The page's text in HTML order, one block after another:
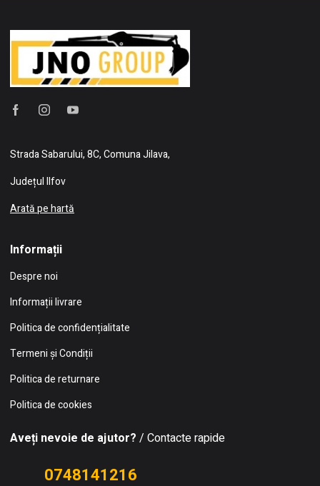
Strada Sabarului, 8C, Comuna Jilava,
Județul Ilfov
Arată pe hartă
Informații
Despre noi
Informații livrare
Politica de confidențialitate
Termeni și Condiții
Politica de returnare
Politica de cookies
Aveți nevoie de ajutor? / Contacte rapide
0748141216